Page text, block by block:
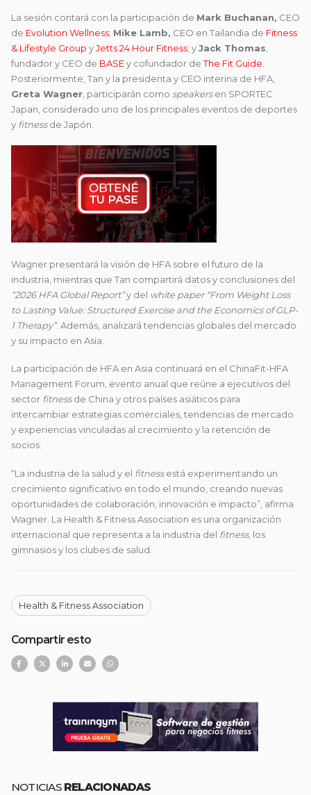
La sesión contará con la participación de Mark Buchanan, CEO
de Evolution Wellness; Mike Lamb, CEO en Tailandia de Fitness
& Lifestyle Group yJetts 24 Hour Fitness; yJack Thomas
fundador y CEO de BASEy cofundador deThe Fit Guide.
Posteriormente, Tan y la presidenta y CEO interina de HFA,
Greta Wagner , participarán como speakersen SPORTEC
Japan, considerado uno de los principales eventos de deportes
y fitnessde Japón.
Wagner presentará la visión de HFA sobre el futuro de la
industria, mientras que Tan compartirá datos y conclusiones del
“2026 HFA Global Report”y del white paper “From Weight Loss
to Lasting Value: Structured Exercise and the Economics of GLP-
1 Therapy”. Además, analizará tendencias globales del mercado
y su impacto en Asia.
La participación de HFA en Asia continuará en el ChinaFit-HFA
Management Forum, evento anual que reúne a ejecutivos del
sector fitnessde China y otros países asiáticos para
intercambiar estrategias comerciales, tendencias de mercado
y experiencias vinculadas al crecimiento y la retención de
socios.
“La industria de la salud y el fitnessestá experimentando un
crecimiento significativo en todo el mundo, creando nuevas
oportunidades de colaboración, innovación e impacto”, afirma
Wagner. La Health & Fitness Association es una organización
internacional que representa a la industria del fitness, los
gimnasios y los clubes de salud.
Health & Fitness Association
Compartir esto
NOTICIAS RELACIONADAS